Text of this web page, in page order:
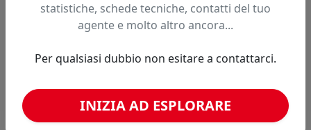
Fai una segnalazione
Confronta con articoli simili
Caricamento confronto...
statistiche, schede tecniche, contatti del tuo
agente e molto altro ancora...
Per qualsiasi dubbio non esitare a contattarci.
INIZIA AD ESPLORARE